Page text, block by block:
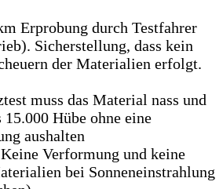
Erprobung durch Testfahrer
Sicherstellung, dass kein
der Materialien erfolgt.
muss das Material nass und
Hübe ohne eine
aushalten
Verformung und keine
bei Sonneneinstrahlung